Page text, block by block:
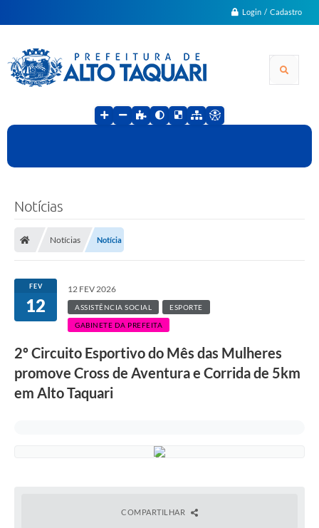
Login / Cadastro
Notícias
Notícias Notícia
FEV
12
12 FEV 2026
ASSISTÊNCIA SOCIAL ESPORTE
GABINETE DA PREFEITA
2º Circuito Esportivo do Mês das Mulheres
promove Cross de Aventura e Corrida de 5km
em Alto Taquari
COMPARTILHAR